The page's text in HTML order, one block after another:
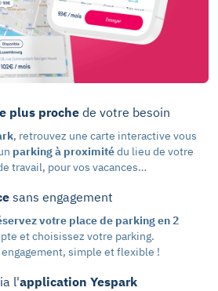
plus proche de votre besoin
, retrouvez une carte interactive vous
parking à proximitédu lieu de votre
travail, pour vos vacances…
sans engagement
votre place de parking en 2
et choisissez votre parking.
simple et flexible !
l'application Yespark